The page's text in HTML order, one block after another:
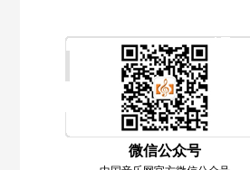
微信公众号